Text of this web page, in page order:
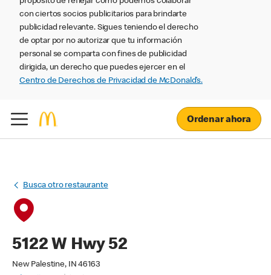
con ciertos socios publicitarios para brindarte
publicidad relevante. Sigues teniendo el derecho
de optar por no autorizar que tu información
personal se comparta con fines de publicidad
dirigida, un derecho que puedes ejercer en el
Centro de Derechos de Privacidad de McDonald’s.
Ordenar ahora
Busca otro restaurante
5122 W Hwy 52
New Palestine, IN 46163